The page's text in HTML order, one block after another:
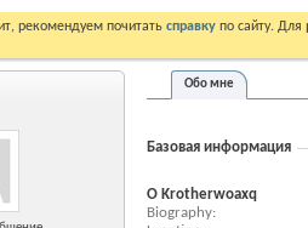
рекомендуем почитать справку по сайту.
Обо мне
Базовая информация
О Krotherwoaxq
Biography